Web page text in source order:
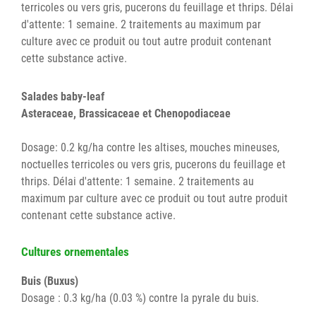
terricoles ou vers gris, pucerons du feuillage et thrips. Délai
d'attente: 1 semaine. 2 traitements au maximum par
culture avec ce produit ou tout autre produit contenant
cette substance active.
Salades baby-leaf
Asteraceae, Brassicaceae et Chenopodiaceae
Dosage: 0.2 kg/ha contre les altises, mouches mineuses,
noctuelles terricoles ou vers gris, pucerons du feuillage et
thrips. Délai d'attente: 1 semaine. 2 traitements au
maximum par culture avec ce produit ou tout autre produit
contenant cette substance active.
Cultures ornementales
Buis (Buxus)
Dosage : 0.3 kg/ha (0.03 %) contre la pyrale du buis.